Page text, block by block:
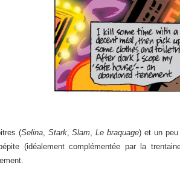
(Selina, Stark,Slam,Le braquage) et un
(idéalement complémentée par la